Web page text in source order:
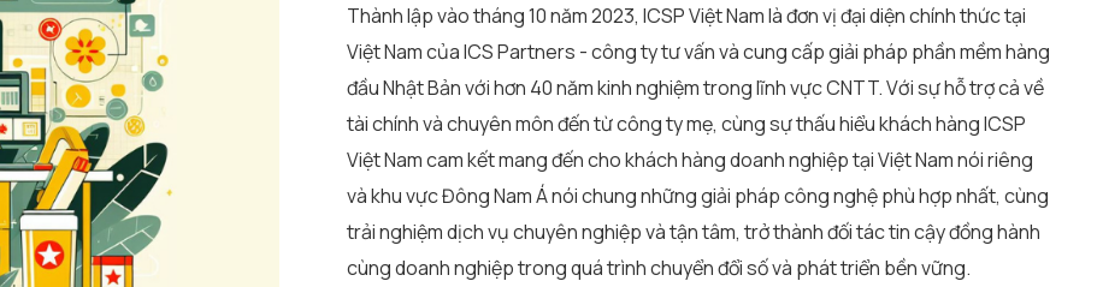
Thành lập vào tháng 10 năm 2023, ICSP Việt Nam là đơn vị đại diện chính thức tại
Việt Nam của ICS Partners - công ty tư vấn và cung cấp giải pháp phần mềm hàng
đầu Nhật Bản với hơn 40 năm kinh nghiệm trong lĩnh vực CNTT. Với sự hỗ trợ cả về
tài chính và chuyên môn đến từ công ty mẹ, cùng sự thấu hiểu khách hàng ICSP
Việt Nam cam kết mang đến cho khách hàng doanh nghiệp tại Việt Nam nói riêng
và khu vực Đông Nam Á nói chung những giải pháp công nghệ phù hợp nhất, cùng
trải nghiệm dịch vụ chuyên nghiệp và tận tâm, trở thành đối tác tin cậy đồng hành
cùng doanh nghiệp trong quá trình chuyển đổi số và phát triển bền vững.